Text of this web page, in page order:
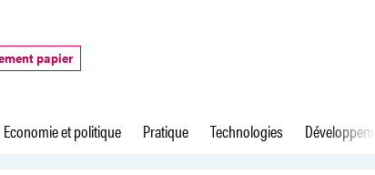
papier
Economie et politique Pratique Technologies